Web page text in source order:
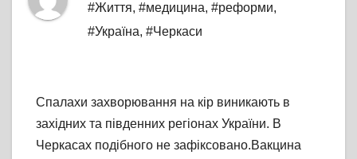
#Життя, #медицина, #реформи,
#Україна, #Черкаси
Спалахи захворювання на кір виникають в
західних та південних регіонах України. В
Черкасах подібного не зафіксовано.Вакцина